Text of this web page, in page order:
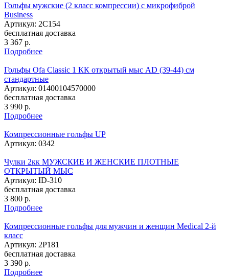
Гольфы мужские (2 класс компрессии) с микрофиброй
Business
Артикул: 2C154
бесплатная доставка
3 367 р.
Подробнее
Гольфы Ofa Classic 1 КК открытый мыс AD (39-44) см
стандартные
Артикул: 01400104570000
бесплатная доставка
3 990 р.
Подробнее
Компрессионные гольфы UP
Артикул: 0342
Чулки 2кк МУЖСКИЕ И ЖЕНСКИЕ ПЛОТНЫЕ
ОТКРЫТЫЙ МЫC
Артикул: ID-310
бесплатная доставка
3 800 р.
Подробнее
Компрессионные гольфы для мужчин и женщин Medical 2-й
класс
Артикул: 2P181
бесплатная доставка
3 390 р.
Подробнее